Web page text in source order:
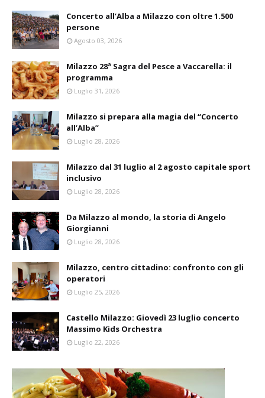
Concerto all’Alba a Milazzo con oltre 1.500
persone
Agosto 03, 2026
Milazzo 28ª Sagra del Pesce a Vaccarella: il
programma
Luglio 31, 2026
Milazzo si prepara alla magia del “Concerto
all’Alba”
Luglio 28, 2026
Milazzo dal 31 luglio al 2 agosto capitale sport
inclusivo
Luglio 28, 2026
Da Milazzo al mondo, la storia di Angelo
Giorgianni
Luglio 28, 2026
Milazzo, centro cittadino: confronto con gli
operatori
Luglio 25, 2026
Castello Milazzo: Giovedì 23 luglio concerto
Massimo Kids Orchestra
Luglio 22, 2026